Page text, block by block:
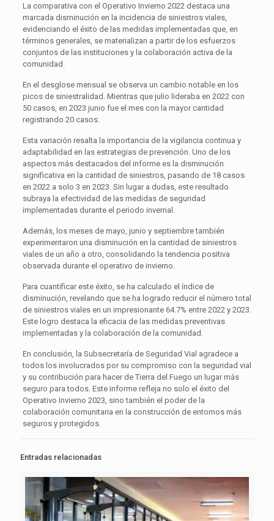
La comparativa con el Operativo Invierno 2022 destaca una
marcada disminución en la incidencia de siniestros viales,
evidenciando el éxito de las medidas implementadas que, en
términos generales, se materializan a partir de los esfuerzos
conjuntos de las instituciones y la colaboración activa de la
comunidad.
En el desglose mensual se observa un cambio notable en los
picos de siniestralidad. Mientras que julio lideraba en 2022 con
50 casos, en 2023 junio fue el mes con la mayor cantidad
registrando 20 casos.
Esta variación resalta la importancia de la vigilancia continua y
adaptabilidad en las estrategias de prevención. Uno de los
aspectos más destacados del informe es la disminución
significativa en la cantidad de siniestros, pasando de 18 casos
en 2022 a solo 3 en 2023. Sin lugar a dudas, este resultado
subraya la efectividad de las medidas de seguridad
implementadas durante el periodo invernal.
Además, los meses de mayo, junio y septiembre también
experimentaron una disminución en la cantidad de siniestros
viales de un año a otro, consolidando la tendencia positiva
observada durante el operativo de invierno.
Para cuantificar este éxito, se ha calculado el índice de
disminución, revelando que se ha logrado reducir el número total
de siniestros viales en un impresionante 64.7% entre 2022 y 2023.
Este logro destaca la eficacia de las medidas preventivas
implementadas y la colaboración de la comunidad.
En conclusión, la Subsecretaría de Seguridad Vial agradece a
todos los involucrados por su compromiso con la seguridad vial
y su contribución para hacer de Tierra del Fuego un lugar más
seguro para todos. Este informe refleja no solo el éxito del
Operativo Invierno 2023, sino también el poder de la
colaboración comunitaria en la construcción de entornos más
seguros y protegidos.
Entradas relacionadas